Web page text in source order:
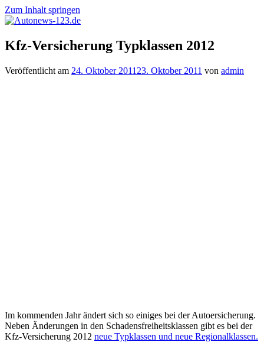
Zum Inhalt springen
Autonews-
123.de
Autonews
mit
Kfz-Versicherung Typklassen 2012
Veröffentlicht am 24. Oktober 2011 23. Oktober 2011 von admin
Im kommenden Jahr ändert sich so einiges bei der Autoersicherung.
Neben Änderungen in den Schadensfreiheitsklassen gibt es bei der
Kfz-Versicherung 2012 neue Typklassen und neue Regionalklassen.